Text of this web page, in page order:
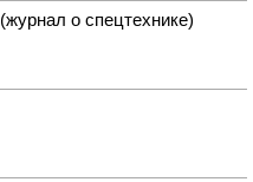
(журнал о спецтехнике)